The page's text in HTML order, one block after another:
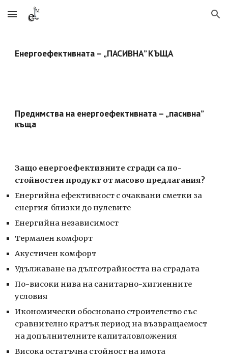
Skip to main content Skip to navigation
Енергоефективната – „ПАСИВНА” КЪЩА
Предимства на енергоефективната – „пасивна”
къща
Защо енергоефективните сгради са по-
стойностен продукт от масово предлагания?
Енергийна ефективност с очаквани сметки за
енергия  близки до нулевите
Енергийна независимост
Термален комфорт
Акустичен комфорт
Удължаване на дълготрайността на сградата
По-високи нива на санитарно-хигиенните
условия
Икономически обосновано строителство със
сравнително кратък период на възвращаемост
на допълнителните капиталовложения
Висока остатъчна стойност на имота